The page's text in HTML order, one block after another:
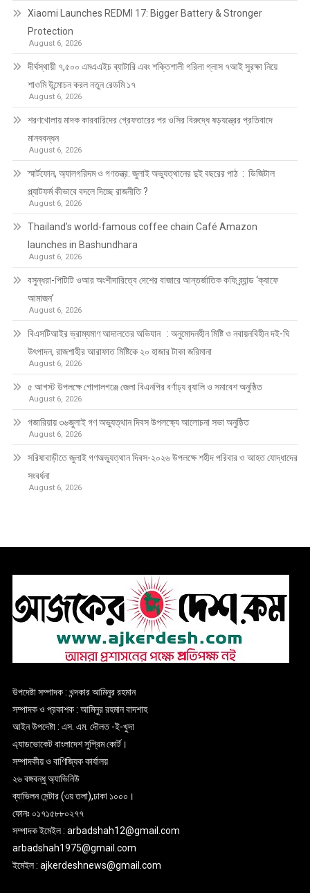
Xiaomi Launches REDMI 17: Bigger Battery & Stronger
Protection
August 6, 2026
দীর্ঘস্থায়ী ৭,৫০০ এমএএইচ ব্যাটারি এবং শক্তিশালী গরিলা গ্লাস ৭আই সুরক্ষা নিয়ে
শাওমি উন্মোচন করল নতুন রেডমি ১৭
August 6, 2026
শরণখোলায় মাদক কারবারিদের গ্রেফতারের পর ওসির বিরুদ্ধে ষড়যন্ত্রের প্রতিবাদে
মানববন্ধন
August 6, 2026
স্মার্টফোন, অ্যালগরিদম ও গণতন্ত্র: জুলাই অভ্যুত্থানের দুই বছরের পাঠ : ডিজিটাল
প্ল্যাটফর্ম কীভাবে বদলে দিচ্ছে রাজনীতি ?
August 6, 2026
Thailand’s world-famous coffee chain Café Amazon
launches in Bashundhara
August 6, 2026
বসুন্ধরা-পিটিটি ওআর অংশীদারিত্বে দেশের বাজারে আন্তর্জাতিক কফি ব্র্যান্ড ‘ক্যাফে
আমাজন’
August 6, 2026
বিএসটিআইর ভ্রাম্যমাণ আদালতের অভিযান : অনুমোদনহীন মিষ্টি ও নবায়নবিহীন দই-ঘি
উৎপাদন, রাজশাহীর আরাফাত মিষ্টিকে ২০ হাজার টাকা জরিমানা
August 6, 2026
৫ আগস্ট উপলক্ষে গোপালগঞ্জে জেলা বিএনপির বর্ণাঢ্য র‍্যালি ও সমাবেশ অনুষ্ঠিত
August 6, 2026
গজারিয়ায় ৩৬জুলাই গণ অভ্যুত্থান দিবস উপলক্ষ্যে আলোচনা সভা অনুষ্ঠিত
August 6, 2026
সরিষাবাড়ীতে জুলাই গণঅভ্যুত্থান দিবস-২০২৬ উপলক্ষে শহীদ পরিবার ও আহত যোদ্ধাদের
সংবর্ধনা
August 6, 2026
উপদেষ্টা সম্পাদক : খন্দকার আমিনুর রহমান
সম্পাদক ও প্রকাশক : আমিনুর রহমান বাদশাহ
আইন উপদেষ্টা : এস. এম. দৌলত -ই-খুদা
এ্যাডভোকেট বাংলাদেশ সুপ্রিম কোর্ট।
সম্পাদকীয় ও বাণিজ্যিক কার্যালয়
২৬ বঙ্গবন্ধু অ্যাভিনিউ
ব্যাভিলন সেন্টার (৩য় তলা),ঢাকা ১০০০।
ফোনঃ ০১৭১৫৮৮০২৭৭
সম্পাদক ইমেইল : arbadshah12@gmail.com
arbadshah1975@gmail.com
ইমেইল : ajkerdeshnews@gmail.com